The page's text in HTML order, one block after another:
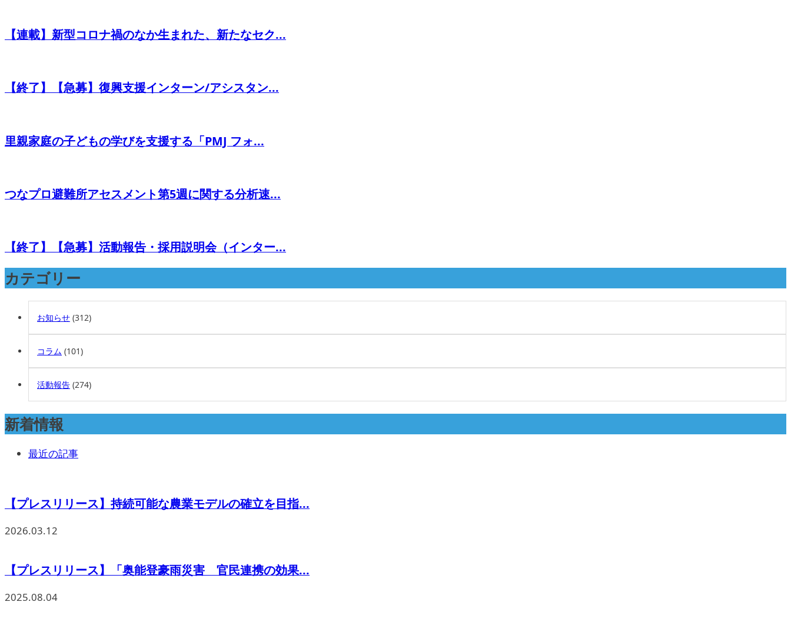
【連載】新型コロナ禍のなか生まれた、新たなセク...
【終了】【急募】復興支援インターン/アシスタン...
里親家庭の子どもの学びを支援する「PMJ フォ...
つなプロ避難所アセスメント第5週に関する分析速...
【終了】【急募】活動報告・採用説明会（インター...
カテゴリー
お知らせ (312)
コラム (101)
活動報告 (274)
新着情報
最近の記事
【プレスリリース】持続可能な農業モデルの確立を目指...
2026.03.12
【プレスリリース】「奥能登豪雨災害 官民連携の効果...
2025.08.04